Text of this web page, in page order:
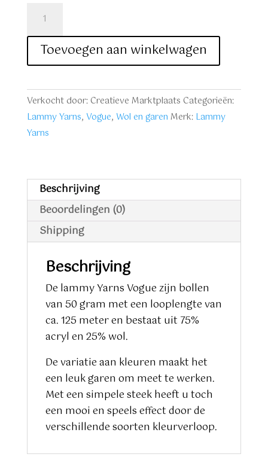
Yarns
Vogue
aantal
Toevoegen aan winkelwagen
Verkocht door: Creatieve Marktplaats Categorieën:
Lammy Yarns, Vogue, Wol en garen Merk: Lammy
Yarns
Beschrijving
Beoordelingen (0)
Shipping
Beschrijving
De lammy Yarns Vogue zijn bollen
van 50 gram met een looplengte van
ca. 125 meter en bestaat uit 75%
acryl en 25% wol.
De variatie aan kleuren maakt het
een leuk garen om meet te werken.
Met een simpele steek heeft u toch
een mooi en speels effect door de
verschillende soorten kleurverloop.